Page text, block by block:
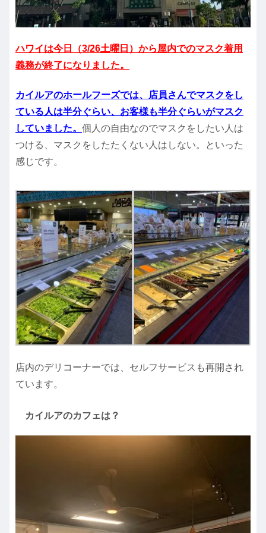
ハワイは今日（3/26土曜日）から屋内でのマスク着用
義務が終了になりました。
カイルアのホールフーズでは、店員さんでマスクをし
ている人は半分ぐらい、お客様も半分ぐらいがマスク
していました。 個人の自由なのでマスクをしたい人は
つける、マスクをしたたくない人はしない。といった
感じです。
店内のデリコーナーでは、セルフサービスも再開され
ています。
カイルアのカフェは？